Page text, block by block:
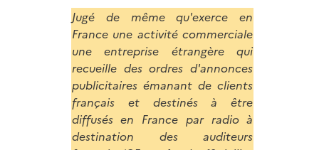
Jugé de même qu'exerce en
France une activité commerciale
une entreprise étrangère qui
recueille des ordres d'annonces
publicitaires émanant de clients
français et destinés à être
diffusés en France par radio à
destination des auditeurs